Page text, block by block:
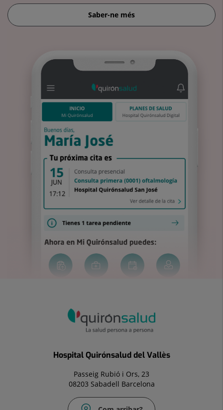
Saber-ne més
Hospital Quirónsalud del Vallès
Passeig Rubió i Ors, 23
08203 Sabadell Barcelona